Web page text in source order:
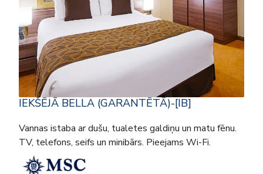
IEKŠĒJĀ BELLA (GARANTĒTĀ)-[IB]
Vannas istaba ar dušu, tualetes galdiņu un matu fēnu.
TV, telefons, seifs un minibārs. Pieejams Wi-Fi.